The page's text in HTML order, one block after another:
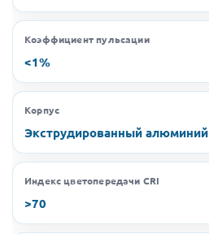
Коэффициент пульсации
<1%
Корпус
Экструдированный алюминий
Индекс цветопередачи CRI
>70